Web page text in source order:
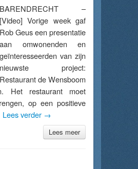
BARENDRECHT –
[Video] Vorige week gaf
Rob Geus een presentatie
aan omwonenden en
geïnteresseerden van zijn
nieuwste project:
Restaurant de Wensboom
Het restaurant moet
op een positieve
Lees verder →
Lees meer